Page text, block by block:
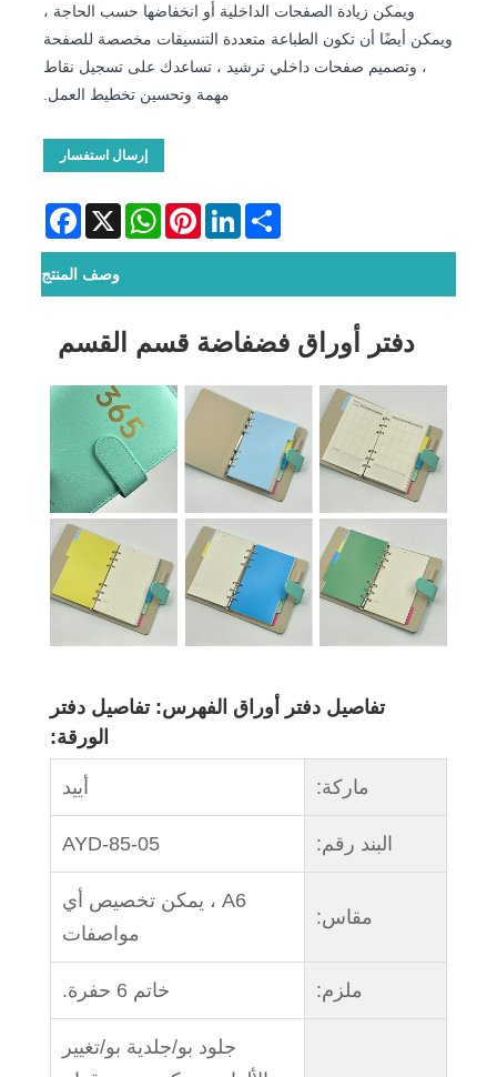
ويمكن زيادة الصفحات الداخلية أو انخفاضها حسب الحاجة ،
ويمكن أيضًا أن تكون الطباعة متعددة التنسيقات مخصصة للصفحة
، وتصميم صفحات داخلي ترشيد ، تساعدك على تسجيل نقاط
مهمة وتحسين تخطيط العمل.
إرسال استفسار
Facebook X
WhatsAppPinterestLinkedInShare
وصف المنتج
دفتر أوراق فضفاضة قسم القسم
تفاصيل دفتر أوراق الفهرس: تفاصيل دفتر
الورقة:
ماركة: أييد
البند رقم: AYD-85-05
مقاس:
A6 ، يمكن تخصيص أي
مواصفات
ملزم: خاتم 6 حفرة.
جلود بو/جلدية بو/تغيير